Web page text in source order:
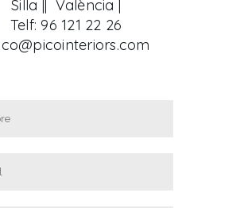
Silla || València |
Telf: 96 121 22 26